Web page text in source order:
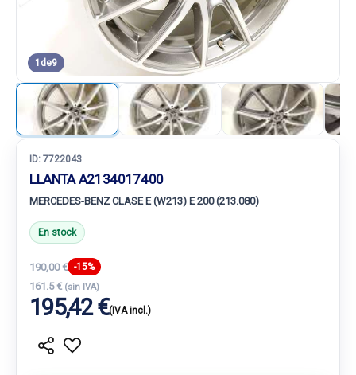
1 de9
ID: 7722043
LLANTA A2134017400
MERCEDES-BENZ CLASE E (W213) E 200 (213.080)
En stock
190,00 € -15%
161.5 € (sin IVA)
195,42 €(IVA incl.)